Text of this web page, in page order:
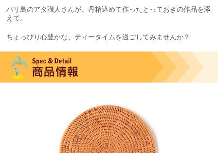
バリ島のアタ職人さんが、丹精込めて作ったとっておきの作品を添
えて。
ちょっぴり心豊かな、ティータイムを過ごしてみませんか？